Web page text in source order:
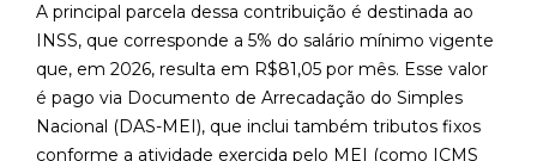
A principal parcela dessa contribuição é destinada ao
INSS, que corresponde a 5% do salário mínimo vigente
que, em 2026, resulta em R$81,05 por mês. Esse valor
é pago via Documento de Arrecadação do Simples
Nacional (DAS-MEI), que inclui também tributos fixos
conforme a atividade exercida pelo MEI (como ICMS